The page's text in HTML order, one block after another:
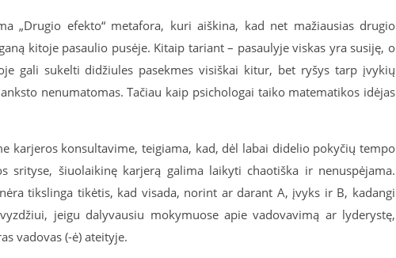
„Drugio efekto“ metafora, kuri aiškina, kad net mažiausias drugio
kitoje pasaulio pusėje. Kitaip tariant – pasaulyje viskas yra susiję, o
gali sukelti didžiules pasekmes visiškai kitur, bet ryšys tarp įvykių
nenumatomas. Tačiau kaip psichologai taiko matematikos idėjas
karjeros konsultavime, teigiama, kad, dėl labai didelio pokyčių tempo
srityse, šiuolaikinę karjerą galima laikyti chaotiška ir nenuspėjama.
tikslinga tikėtis, kad visada, norint ar darant A, įvyks ir B, kadangi
jeigu dalyvausiu mokymuose apie vadovavimą ar lyderystę,
vadovas (-ė) ateityje.